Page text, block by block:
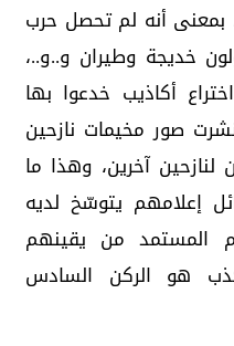
بمعنى أنه لم تحصل حرب
خديجة وطيران و..و..،
أكاذيب خدعوا بها
صور مخيمات نازحين
آخرين، وهذا ما
إعلامهم يتوسّخ لديه
المستمد من يقينهم
هو الركن السادس